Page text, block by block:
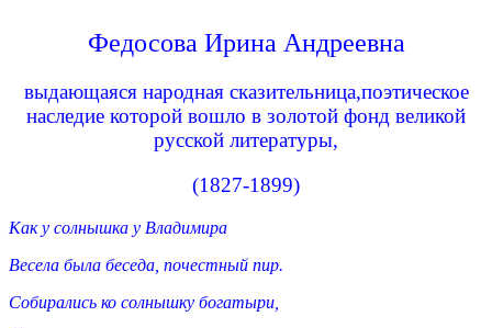
Федосова Ирина Андреевна
выдающаяся народная сказительница,поэтическое
наследие которой вошло в золотой фонд великой
русской литературы,
(1827-1899)
Как у солнышка у Владимира
Весела была беседа, почестный пир.
Собирались ко солнышку богатыри,